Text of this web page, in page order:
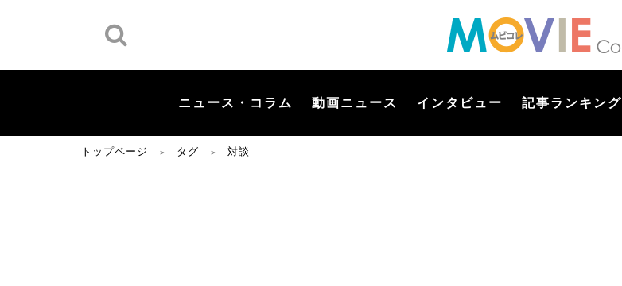
ニュース・コラム 動画ニュース インタビュー 記事ランキング
トップページ ＞ タグ ＞ 対談